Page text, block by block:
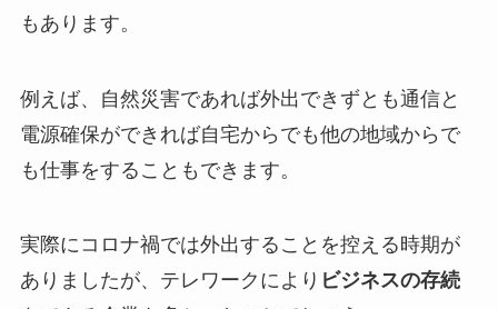
もあります。
例えば、自然災害であれば外出できずとも通信と
電源確保ができれば自宅からでも他の地域からで
も仕事をすることもできます。
実際にコロナ禍では外出することを控える時期が
ありましたが、テレワークにより ビジネスの存続